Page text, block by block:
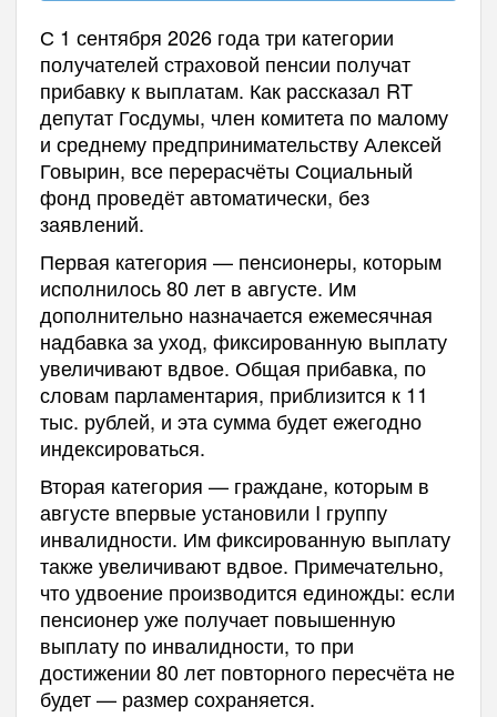
С 1 сентября 2026 года три категории
получателей страховой пенсии получат
прибавку к выплатам. Как рассказал RT
депутат Госдумы, член комитета по малому
и среднему предпринимательству Алексей
Говырин, все перерасчёты Социальный
фонд проведёт автоматически, без
заявлений.
Первая категория — пенсионеры, которым
исполнилось 80 лет в августе. Им
дополнительно назначается ежемесячная
надбавка за уход, фиксированную выплату
увеличивают вдвое. Общая прибавка, по
словам парламентария, приблизится к 11
тыс. рублей, и эта сумма будет ежегодно
индексироваться.
Вторая категория — граждане, которым в
августе впервые установили I группу
инвалидности. Им фиксированную выплату
также увеличивают вдвое. Примечательно,
что удвоение производится единожды: если
пенсионер уже получает повышенную
выплату по инвалидности, то при
достижении 80 лет повторного пересчёта не
будет — размер сохраняется.